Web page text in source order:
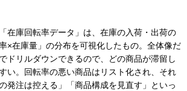
在庫回転率データ」は、在庫の入荷・出荷の
×在庫量」の分布を可視化したもの。全体像だ
ドリルダウンできるので、どの商品が滞留し
い。回転率の悪い商品はリスト化され、それ
発注は控える」「商品構成を見直す」といっ